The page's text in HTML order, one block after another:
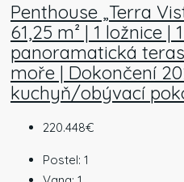
Penthouse „Terra
61,25 m² | 1 ložnice |
panoramatická
moře | Dokončení
kuchyň/obývací
220.448€
Postel: 1